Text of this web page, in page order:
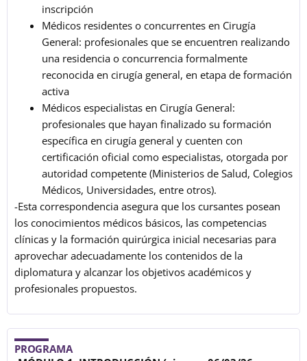
inscripción
Médicos residentes o concurrentes en Cirugía
General: profesionales que se encuentren realizando
una residencia o concurrencia formalmente
reconocida en cirugía general, en etapa de formación
activa
Médicos especialistas en Cirugía General:
profesionales que hayan finalizado su formación
específica en cirugía general y cuenten con
certificación oficial como especialistas, otorgada por
autoridad competente (Ministerios de Salud, Colegios
Médicos, Universidades, entre otros).
-Esta correspondencia asegura que los cursantes posean
los conocimientos médicos básicos, las competencias
clínicas y la formación quirúrgica inicial necesarias para
aprovechar adecuadamente los contenidos de la
diplomatura y alcanzar los objetivos académicos y
profesionales propuestos.
PROGRAMA